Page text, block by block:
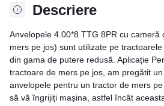
Descriere
Anvelopele 4.00*8 TTG 8PR cu cameră
mers pe jos) sunt utilizate pe
din gama de putere redusă. Aplicație
tractoare de mers pe jos, am pregătit
anvelopele pentru un tractor de mers
să vă îngrijiți mașina, astfel încât